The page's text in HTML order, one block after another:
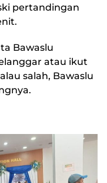
pertandingan
Bawaslu
atau ikut
salah, Bawaslu